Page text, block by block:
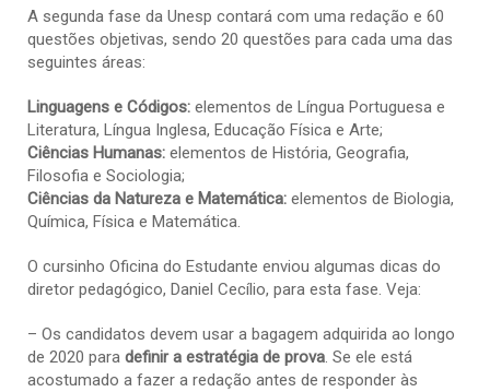
A segunda fase da Unesp contará com uma redação e 60
questões objetivas, sendo 20 questões para cada uma das
seguintes áreas:
Linguagens e Códigos: elementos de Língua Portuguesa e
Literatura, Língua Inglesa, Educação Física e Arte;
Ciências Humanas: elementos de História, Geografia,
Filosofia e Sociologia;
Ciências da Natureza e Matemática: elementos de Biologia,
Química, Física e Matemática.
O cursinho Oficina do Estudante enviou algumas dicas do
diretor pedagógico, Daniel Cecílio, para esta fase. Veja:
– Os candidatos devem usar a bagagem adquirida ao longo
de 2020 para definir a estratégia de prova. Se ele está
acostumado a fazer a redação antes de responder às